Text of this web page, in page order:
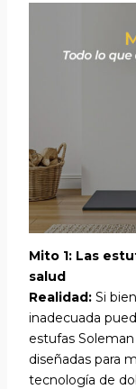
Mito 1: Las
salud
Realidad: Si
inadecuada
estufas
diseñadas para
tecnología de